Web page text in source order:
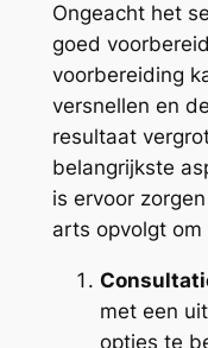
Ongeacht het
goed
voorbereiding
versnellen en
resultaat
belangrijkste
is ervoor
arts opvolgt
met een
opties te